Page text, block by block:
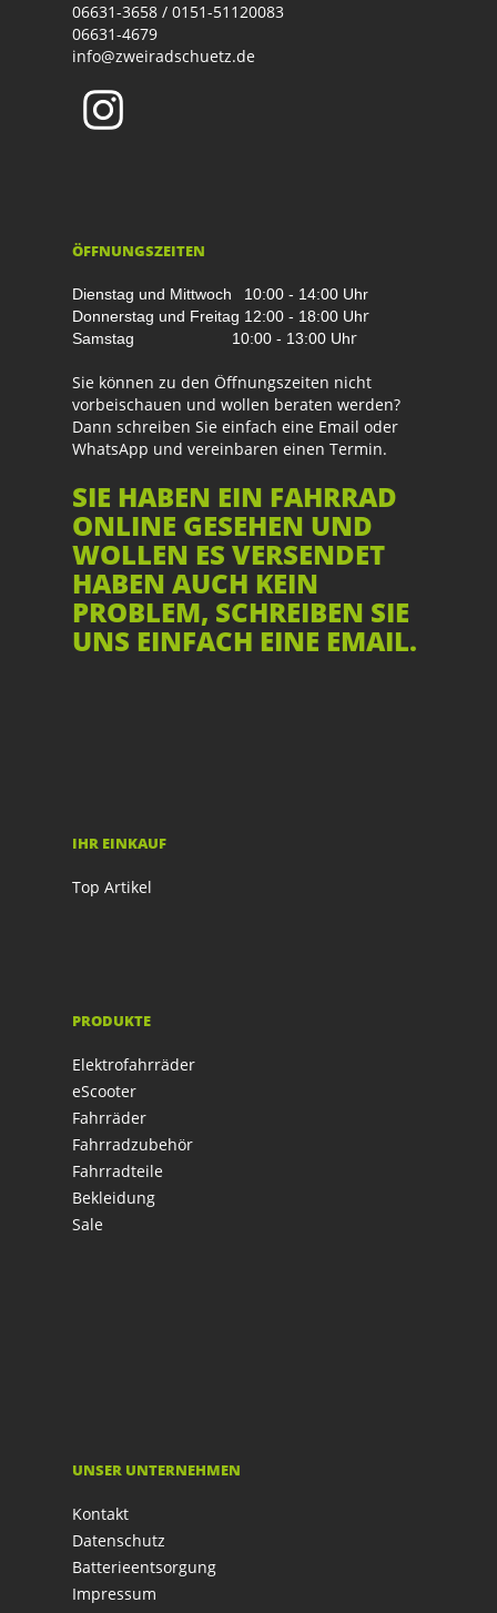
06631-3658 / 0151-51120083
06631-4679
info@zweiradschuetz.de
ÖFFNUNGSZEITEN
Dienstag und Mittwoch
10:00 - 14:00 Uhr
Donnerstag und Freitag 12:00 - 18:00 Uhr
Samstag 10:00 - 13:00 Uhr
Sie können zu den Öffnungszeiten nicht
vorbeischauen und wollen beraten werden?
Dann schreiben Sie einfach eine Email oder
WhatsApp und vereinbaren einen Termin.
SIE HABEN EIN FAHRRAD
ONLINE GESEHEN UND
WOLLEN ES VERSENDET
HABEN AUCH KEIN
PROBLEM, SCHREIBEN SIE
UNS EINFACH EINE EMAIL.
IHR EINKAUF
Top Artikel
PRODUKTE
Elektrofahrräder
eScooter
Fahrräder
Fahrradzubehör
Fahrradteile
Bekleidung
Sale
UNSER UNTERNEHMEN
Kontakt
Datenschutz
Batterieentsorgung
Impressum